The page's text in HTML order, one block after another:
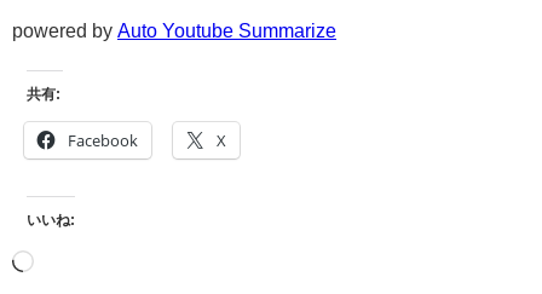
powered by Auto Youtube Summarize
共有:
Facebook X
いいね: